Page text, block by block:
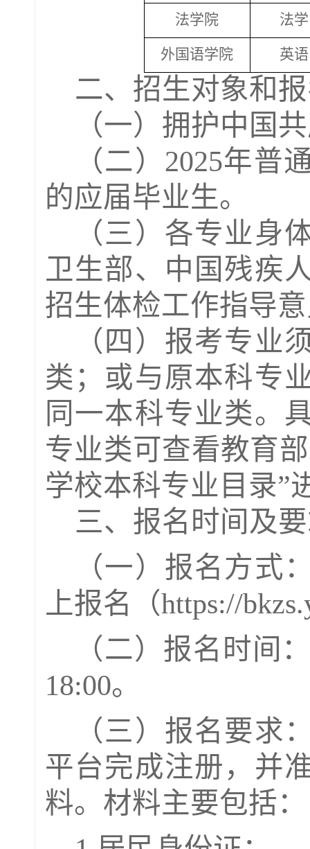
法学院 法学
外国语学院 英语
二、 招生对象和
（一）拥护中国
（二） 2025年普
的应届毕业生。
（三）各专业身
卫生部、中国残疾
招生体检工作指导
（四）报考专业
类；或与原本科专
同一本科专业类。
专业类可查看教育部
学校本科专业目录”
三、报名时间及
（一）报名方式
上报名（https://
（二）报名时间
18:00。
（三 ）报名要求
平台完成注册，并
料。 材料主要包括：